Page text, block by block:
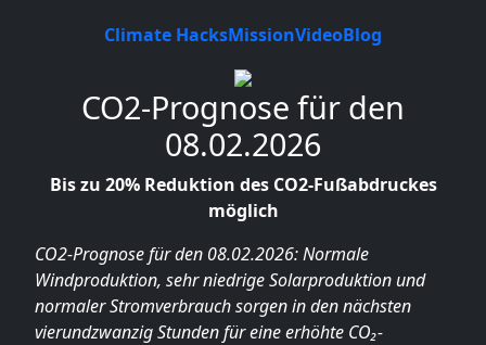
Climate HacksMissionVideoBlog
CO2-Prognose für den
08.02.2026
Bis zu 20% Reduktion des CO2-Fußabdruckes
möglich
CO2-Prognose für den 08.02.2026: Normale
Windproduktion, sehr niedrige Solarproduktion und
normaler Stromverbrauch sorgen in den nächsten
vierundzwanzig Stunden für eine erhöhte CO₂-